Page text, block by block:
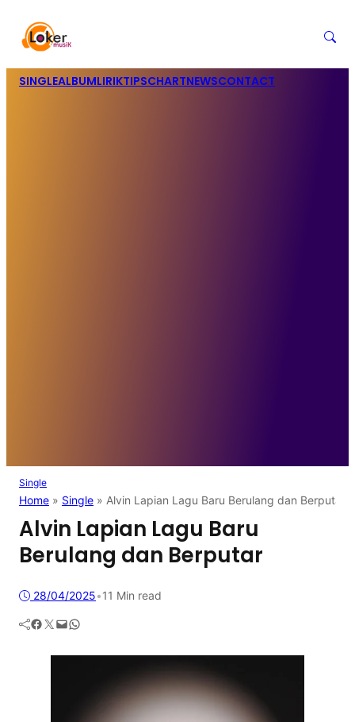
SINGLEALBUMLIRIKTIPSCHARTNEWSCONTACT
Single
Home » Single » Alvin Lapian Lagu Baru Berulang dan Berputar
Alvin Lapian Lagu Baru
Berulang dan Berputar
28/04/2025•11 Min read
Facebook Twitter Mail WhatsApp